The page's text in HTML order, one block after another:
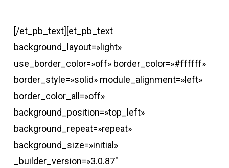
[/et_pb_text][et_pb_text
background_layout=»light»
use_border_color=»off» border_color=»#ffffff»
border_style=»solid» module_alignment=»left»
border_color_all=»off»
background_position=»top_left»
background_repeat=»repeat»
background_size=»initial»
_builder_version=»3.0.87″